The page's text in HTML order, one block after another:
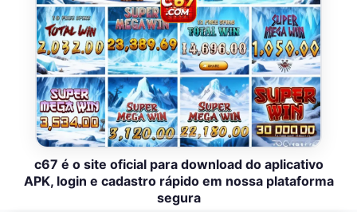
c67 é o site oficial para download do aplicativo
APK, login e cadastro rápido em nossa plataforma
segura